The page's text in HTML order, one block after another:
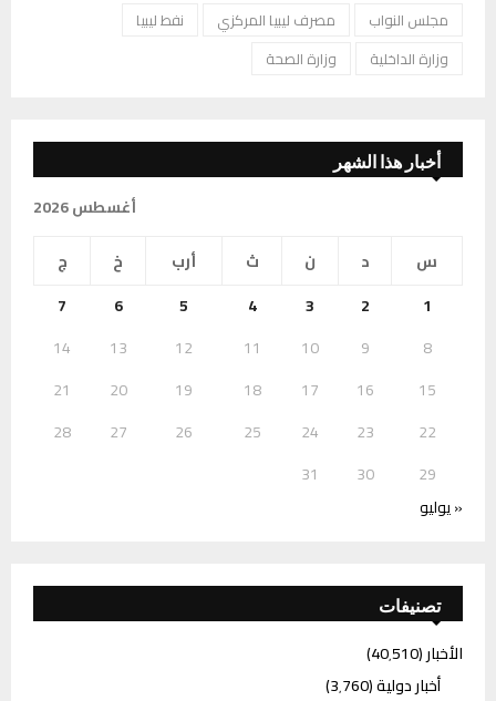
مجلس النواب
مصرف ليبيا المركزي
نفط ليبيا
وزارة الداخلية
وزارة الصحة
أخبار هذا الشهر
أغسطس 2026
س
د ن ث أرب خ
ج
1
2
3
4
5
6
7
8
9
10
11
12
13
14
15
16
17
18
19
20
21
22
23
24
25
26
27
28
29
30
31
« يوليو
تصنيفات
الأخبار(40٬510)
أخبار دولية(3٬760)